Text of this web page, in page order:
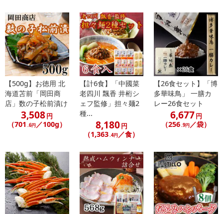
・原産国（最終加工地）：日本(和歌山県)
・原材料/材質/素材：うめ(和歌山県産),砂糖
・アレルギー表示：無し
・お召し上がり方：
4倍に薄めて御飲み下さい。
※凝固物が発生していても,これは梅のペクチンです。
(開封後は,冷蔵庫に保存し,なるべくお早めにお飲みください。)
・注意事項：直射日光を避け,高温多湿を避けて保存して下さい。
注意事項
商品到着時点でのお日持ち期間は、配送日数などにより異なります
のでご了承ください。
【キャンセルについて】
※お申込み後のキャンセルはお受けできません。
【500g】お徳用 北
海道苫前「岡田商
店」数の子松前漬け
3,508円
（701 .6円／100g）
【計6食】「中國菜
老四川 飄香 井桁シ
ェフ監修」担々麺2
種...
8,180円
（1,363.4円／食）
【26食セット】「博
多華味鳥」 一膳カ
レー26食セット
6,677円
（256.9円／袋）